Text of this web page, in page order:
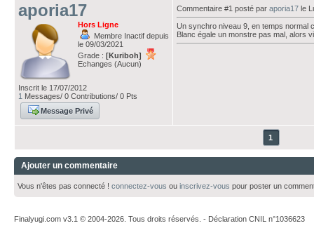
aporia17
Hors Ligne
Membre Inactif depuis
le 09/03/2021
Grade : [Kuriboh]
Echanges (Aucun)
Inscrit le 17/07/2012
1 Messages/ 0 Contributions/ 0 Pts
Message Privé
Commentaire #1 posté par aporia17 le
Un synchro niveau 9, en temps normal
Blanc égale un monstre pas mal, alors
1
Ajouter un commentaire
Vous n'êtes pas connecté ! connectez-vous ou inscrivez-vous pour poster un
Finalyugi.com v3.1 © 2004-2026. Tous droits réservés. - Déclaration CNIL n°1036623